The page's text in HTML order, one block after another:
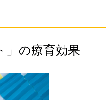
」の療育効果